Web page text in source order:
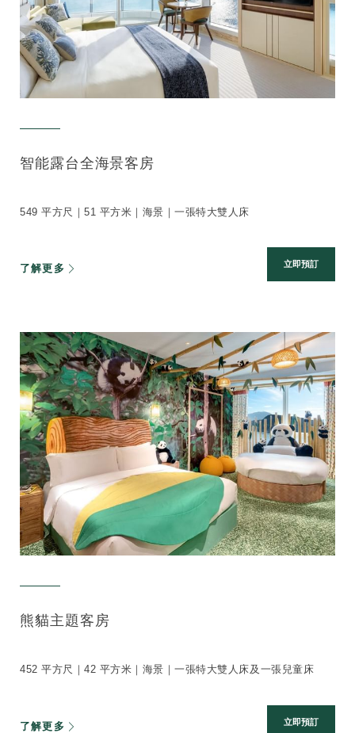
智能露台全海景客房
549 平方尺｜51 平方米｜海景｜一張特大雙人床
了解更多 立即預訂
熊貓主題客房
452 平方尺｜42 平方米｜海景｜一張特大雙人床及一張兒童床
了解更多 立即預訂